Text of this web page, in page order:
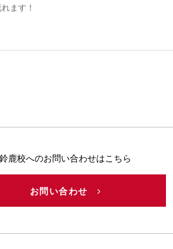
ます！
鈴鹿校へのお問い合わせはこちら
お問い合わせ